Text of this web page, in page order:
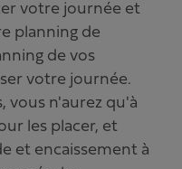
votre journée et
planning de
de vos
votre journée.
vous n'aurez qu'à
les placer, et
et encaissement à